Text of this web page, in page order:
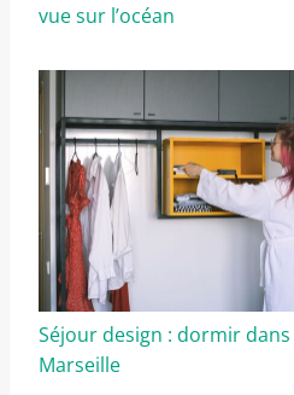
vue sur l’océan
Séjour design : dormir
Marseille